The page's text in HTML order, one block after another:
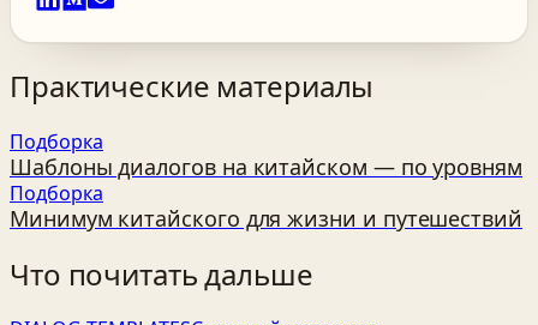
Практические материалы
Подборка
Шаблоны диалогов на китайском — по уровням
Подборка
Минимум китайского для жизни и путешествий
Что почитать дальше